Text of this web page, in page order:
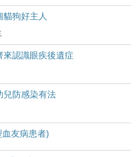
貓狗好主人
來認識眼疾後遺症
兒防感染有法
友病患者)